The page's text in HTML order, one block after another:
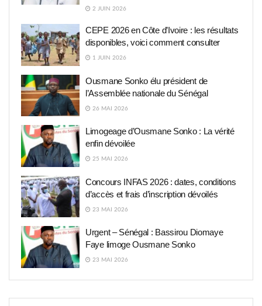
2 JUIN 2026
CEPE 2026 en Côte d’Ivoire : les résultats
disponibles, voici comment consulter
1 JUIN 2026
Ousmane Sonko élu président de
l’Assemblée nationale du Sénégal
26 MAI 2026
Limogeage d’Ousmane Sonko : La vérité
enfin dévoilée
25 MAI 2026
Concours INFAS 2026 : dates, conditions
d’accès et frais d’inscription dévoilés
23 MAI 2026
Urgent – Sénégal : Bassirou Diomaye
Faye limoge Ousmane Sonko
23 MAI 2026